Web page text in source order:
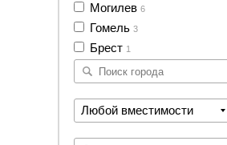
Могилев 6
Гомель 3
Брест 1
Любой вместимости